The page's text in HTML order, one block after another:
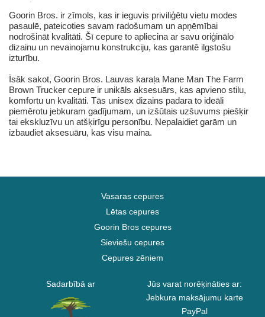
Goorin Bros. ir zīmols, kas ir ieguvis priviliģētu vietu modes
pasaulē, pateicoties savam radošumam un apņēmībai
nodrošināt kvalitāti. Šī cepure to apliecina ar savu oriģinālo
dizainu un nevainojamu konstrukciju, kas garantē ilgstošu
izturību.
Īsāk sakot, Goorin Bros. Lauvas karaļa Mane Man The Farm
Brown Trucker cepure ir unikāls aksesuārs, kas apvieno stilu,
komfortu un kvalitāti. Tās unisex dizains padara to ideāli
piemērotu jebkuram gadījumam, un izšūtais uzšuvums piešķir
tai ekskluzīvu un atšķirīgu personību. Nepalaidiet garām un
izbaudiet aksesuāru, kas visu maina.
Vasaras cepures
Lētas cepures
Goorin Bros cepures
Sieviešu cepures
Cepures zēniem
Sadarbībā ar
Jūs varat norēķināties ar:
Jebkura maksājumu karte
PayPal